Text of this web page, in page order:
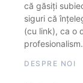
că găsiți
siguri că
(cu link), ca o
DESPRE NOI